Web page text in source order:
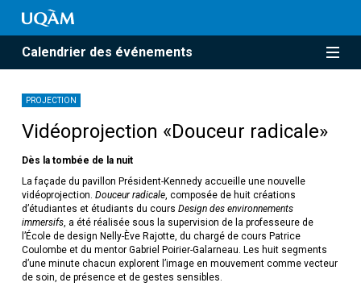
Calendrier des événements
PROJECTION
Vidéoprojection «Douceur radicale»
Dès la tombée de la nuit
La façade du pavillon Président-Kennedy accueille une nouvelle
vidéoprojection. Douceur radicale, composée de huit créations
d’étudiantes et étudiants du cours Design des environnements
immersifs, a été réalisée sous la supervision de la professeure de
l’École de design Nelly-Ève Rajotte, du chargé de cours Patrice
Coulombe et du mentor Gabriel Poirier-Galarneau. Les huit segments
d’une minute chacun explorent l’image en mouvement comme vecteur
de soin, de présence et de gestes sensibles.